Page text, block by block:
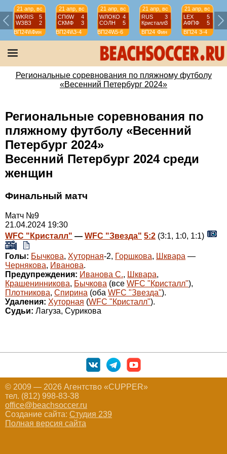
21 апр, вс
WKRIS
5
WЗВЗ
2
ВП24WФин
21 апр, вс
СПбW
4
СКМФ
3
ВП24W3-4
21 апр, вс
WЛОКО 4
СОЛН
5
ВП24W5-6
21 апр, вс
RUS
3
Кристалл3
ВП24 Фин
21 апр, вс
LEX
5
АФПФ
5
ВП24 3-4
Региональные соревнования по пляжному футболу
«Весенний Петербург 2024»
Региональные соревнования по
пляжному футболу «Весенний
Петербург 2024»
Весенний Петербург 2024 среди
женщин
Финальный матч
Матч №9
21.04.2024 19:30
WFC "Кристалл" — WFC "Звезда" 5:2 (3:1, 1:0, 1:1)
Голы: Бычкова, Хуторная-2, Горшкова, Шквара —
Чернякова, Иванова.
Предупреждения: Иванова С., Шквара,
Крашенинникова, Бычкова (все WFC "Кристалл"),
Плотникова, Спирина (оба WFC "Звезда").
Удаления: Хуторная (WFC "Кристалл").
Судьи: Лагуза, Сурикова
© 2009 — 2026 Агентство «CUPPER»
тел. (812) 998-83-38
office@beachsoccer.ru
Создание сайта: Студия 239
Полная версия сайта